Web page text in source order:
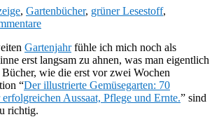
, Gartenbücher, grüner Lesestoff,
Gartenjahrfühle ich mich noch als
erst langsam zu ahnen, was man eigentlich
Bücher, wie die erst vor zwei Wochen
“Der illustrierte Gemüsegarten: 70
Aussaat, Pflege und Ernte.” sind
richtig.